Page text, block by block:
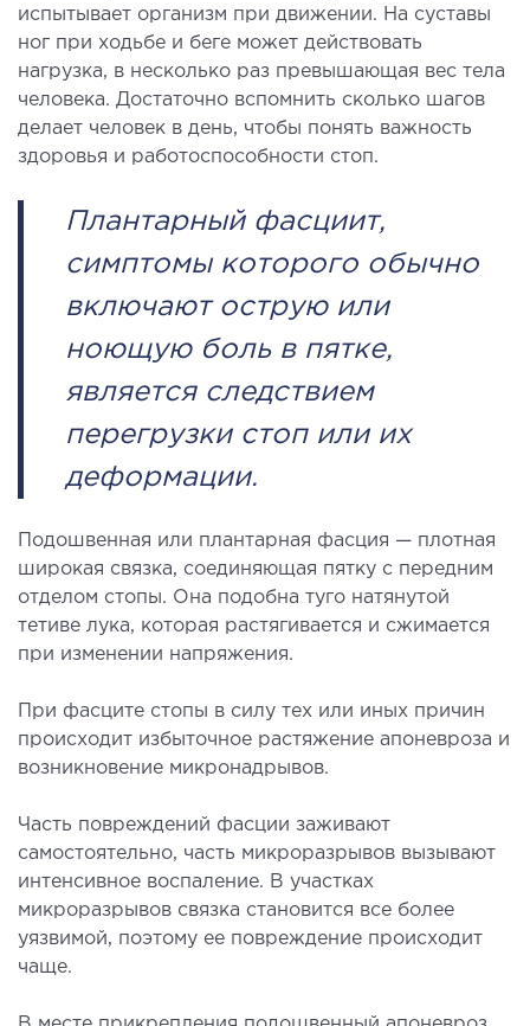
лечение заболеваний и
гортани и глотки
лечение храпа
хирургия лица
хирургия тела
И ДЕРМАТОЛОГИЯ
косметология
косметология
эпиляция
косметология
ЗАБОЛЕВАНИЙ ПЕЧЕНИ И
ПРОТОКОВ
болезней печени
ХИРУРГИЯ
операции под контролем
ХИРУРГИЯ
хирургия в клинике
испытывает организм при движении. На суставы
ног при ходьбе и беге может действовать
нагрузка, в несколько раз превышающая вес тела
человека. Достаточно вспомнить сколько шагов
делает человек в день, чтобы понять важность
здоровья и работоспособности стоп.
Плантарный фасциит,
симптомы которого обычно
включают острую или
ноющую боль в пятке,
является следствием
перегрузки стоп или их
деформации.
Подошвенная или плантарная фасция — плотная
широкая связка, соединяющая пятку с передним
отделом стопы. Она подобна туго натянутой
тетиве лука, которая растягивается и сжимается
при изменении напряжения.
При фасците стопы в силу тех или иных причин
происходит избыточное растяжение апоневроза и
возникновение микронадрывов.
Часть повреждений фасции заживают
самостоятельно, часть микроразрывов вызывают
интенсивное воспаление. В участках
микроразрывов связка становится все более
уязвимой, поэтому ее повреждение происходит
чаще.